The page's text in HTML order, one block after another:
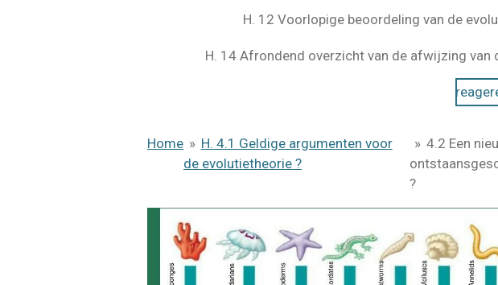
H. 12 Voorlopige beoordeling van de
H. 14 Afrondend overzicht van de afwijzing van
Home » H. 4.1 Geldige argumenten voor
de evolutietheorie ?
» 4.2 Een
?